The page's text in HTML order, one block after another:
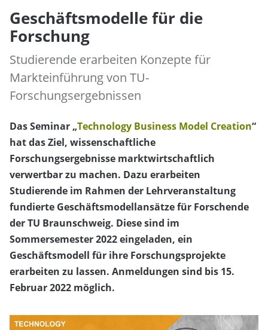
Geschäftsmodelle für die
Forschung
Studierende erarbeiten Konzepte für
Markteinführung von TU-
Forschungsergebnissen
Das Seminar „Technology Business Model Creation“
hat das Ziel, wissenschaftliche
Forschungsergebnisse marktwirtschaftlich
verwertbar zu machen. Dazu erarbeiten
Studierende im Rahmen der Lehrveranstaltung
fundierte Geschäftsmodellansätze für Forschende
der TU Braunschweig. Diese sind im
Sommersemester 2022 eingeladen, ein
Geschäftsmodell für ihre Forschungsprojekte
erarbeiten zu lassen. Anmeldungen sind bis 15.
Februar 2022 möglich.